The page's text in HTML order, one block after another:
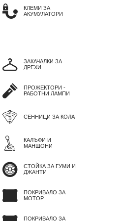
КЛЕМИ ЗА
АКУМУЛАТОРИ
ЗАКАЧАЛКИ ЗА
ДРЕХИ
ПРОЖЕКТОРИ -
РАБОТНИ ЛАМПИ
СЕННИЦИ ЗА КОЛА
КАЛЪФИ И
МАНШОНИ
СТОЙКА ЗА ГУМИ И
ДЖАНТИ
ПОКРИВАЛО ЗА
МОТОР
ПОКРИВАЛО ЗА